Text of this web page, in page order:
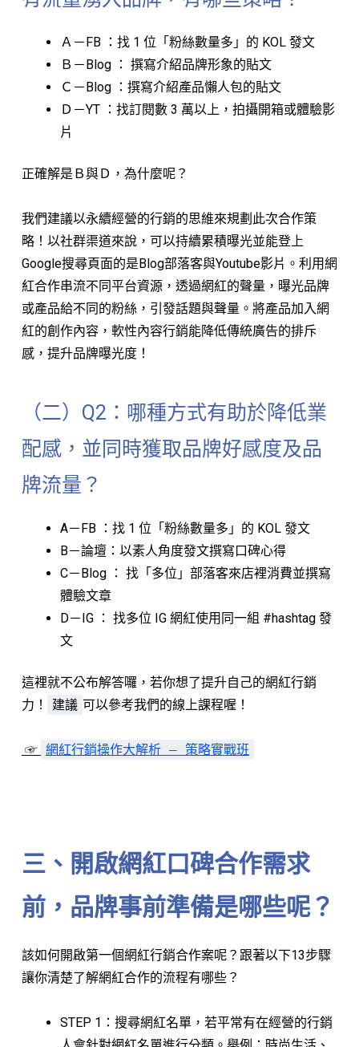
Ａ－FB ：找 1 位「粉絲數量多」的 KOL 發文
Ｂ－Blog ： 撰寫介紹品牌形象的貼文
Ｃ－Blog ：撰寫介紹產品懶人包的貼文
Ｄ－YT ：找訂閱數 3 萬以上，拍攝開箱或體驗影
片
正確解是Ｂ與Ｄ，為什麼呢？
我們建議以永續經營的行銷的思維來規劃此次合作策
略！以社群渠道來說，可以持續累積曝光並能登上
Google搜尋頁面的是Blog部落客與Youtube影片。利用網
紅合作串流不同平台資源，透過網紅的聲量，曝光品牌
或產品給不同的粉絲，引發話題與聲量。將產品加入網
紅的創作內容，軟性內容行銷能降低傳統廣告的排斥
感，提升品牌曝光度！
（二）Q2：哪種方式有助於降低業
配感，並同時獲取品牌好感度及品
牌流量？
A－FB ：找 1 位「粉絲數量多」的 KOL 發文
B－論壇：以素人角度發文撰寫口碑心得
C－Blog ： 找「多位」部落客來店裡消費並撰寫
體驗文章
D－IG ： 找多位 IG 網紅使用同一組 #hashtag 發
文
這裡就不公布解答囉，若你想了提升自己的網紅行銷
力！
建議 可以參考我們的線上課程喔！
☞ 網紅行銷操作大解析 – 策略實戰班
三、開啟網紅口碑合作需求
前，品牌事前準備是哪些呢？
該如何開啟第一個網紅行銷合作案呢？跟著以下13步驟
讓你清楚了解網紅合作的流程有哪些？
STEP 1：搜尋網紅名單，若平常有在經營的行銷